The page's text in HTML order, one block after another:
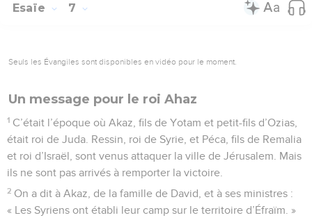
Esaïe 7
Seuls les Évangiles sont disponibles en vidéo pour le moment.
Un message pour le roi Ahaz
1 C’était l’époque où Akaz, fils de Yotam et petit-fils d’Ozias,
était roi de Juda. Ressin, roi de Syrie, et Péca, fils de Remalia
et roi d’Israël, sont venus attaquer la ville de Jérusalem. Mais
ils ne sont pas arrivés à remporter la victoire.
2 On a dit à Akaz, de la famille de David, et à ses ministres :
« Les Syriens ont établi leur camp sur le territoire d’Éfraïm. »